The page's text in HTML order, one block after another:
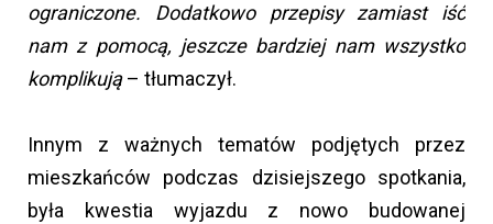
ograniczone. Dodatkowo przepisy zamiast iść
nam z pomocą, jeszcze bardziej nam wszystko
komplikują– tłumaczył.
Innym z ważnych tematów podjętych przez
mieszkańców podczas dzisiejszego spotkania,
była kwestia wyjazdu z nowo budowanej